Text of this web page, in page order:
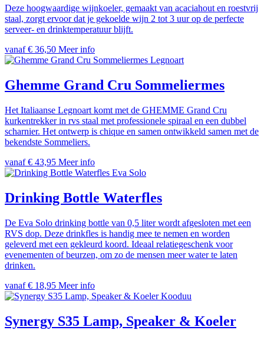
Deze hoogwaardige wijnkoeler, gemaakt van acaciahout en roestvrij
staal, zorgt ervoor dat je gekoelde wijn 2 tot 3 uur op de perfecte
serveer- en drinktemperatuur blijft.
vanaf € 36,50 Meer info
Legnoart
Ghemme Grand Cru Sommeliermes
Het Italiaanse Legnoart komt met de GHEMME Grand Cru
kurkentrekker in rvs staal met professionele spiraal en een dubbel
scharnier. Het ontwerp is chique en samen ontwikkeld samen met de
bekendste Sommeliers.
vanaf € 43,95 Meer info
Eva Solo
Drinking Bottle Waterfles
De Eva Solo drinking bottle van 0,5 liter wordt afgesloten met een
RVS dop. Deze drinkfles is handig mee te nemen en worden
geleverd met een gekleurd koord. Ideaal relatiegeschenk voor
evenementen of beurzen, om zo de mensen meer water te laten
drinken.
vanaf € 18,95 Meer info
Kooduu
Synergy S35 Lamp, Speaker & Koeler